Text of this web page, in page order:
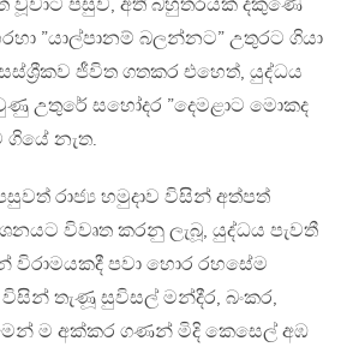
වූවාට පසුව, අති බහුතරයක් දකුණේ
”යාල්පානම් බලන්නට” උතුරට ගියා
ජීවිත ගතකර එහෙත්, යුද්ධය
උතුරේ සහෝදර ”දෙමළාට මොකද
නැත.
රාජ්‍ය හමුදාව විසින් අත්පත්
විවෘත කරනු ලැබූ, යුද්ධය පැවතී
විරාමයකදී පවා හොර රහසේම
තැණූ සුවිසල් මන්දීර, බංකර,
ම අක්කර ගණන් මිදි කෙසෙල් අඹ